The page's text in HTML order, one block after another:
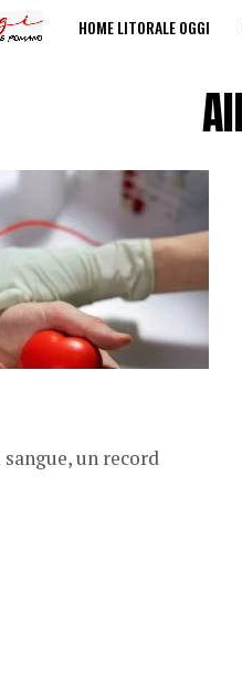
HOME LITORALE OGGI
un record